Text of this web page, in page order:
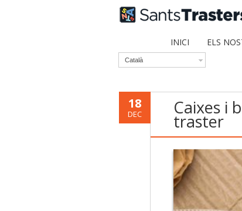
INICI ELS
Català
18
DEC Caixes i
traster